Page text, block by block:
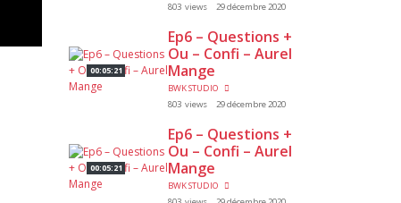
803 views
29 décembre 2020
00:05:21
Ep6 – Questions +
Ou – Confi – Aurel
Mange
BWK STUDIO
803 views
29 décembre 2020
00:05:21
Ep6 – Questions +
Ou – Confi – Aurel
Mange
BWK STUDIO